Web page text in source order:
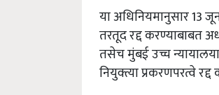
या अधिनियमानुसार13
तरतूद रद्द करण्याबाबत
तसेच मुंबई उच्च
नियुक्त्या प्रकरणपरत्वे